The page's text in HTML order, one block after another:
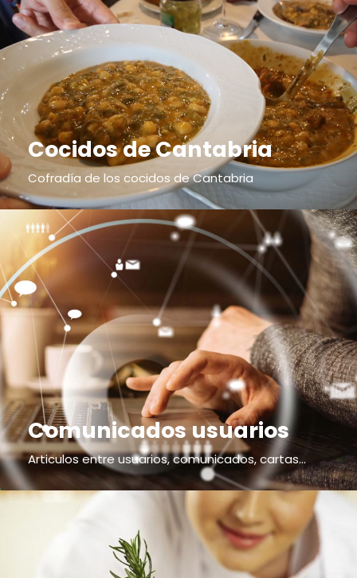
Cocidos de Cantabria
Cofradía de los cocidos de Cantabria
Comunicados usuarios
Articulos entre usuarios, comunicados, cartas...